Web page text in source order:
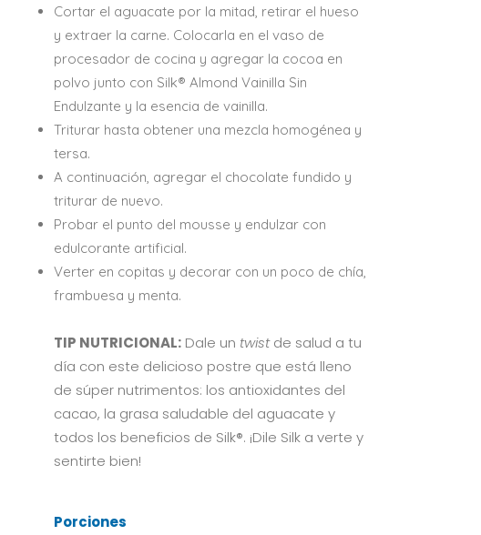
Cortar el aguacate por la mitad, retirar el hueso
y extraer la carne. Colocarla en el vaso de
procesador de cocina y agregar la cocoa en
polvo junto con Silk® Almond Vainilla Sin
Endulzante y la esencia de vainilla.
Triturar hasta obtener una mezcla homogénea y
tersa.
A continuación, agregar el chocolate fundido y
triturar de nuevo.
Probar el punto del mousse y endulzar con
edulcorante artificial.
Verter en copitas y decorar con un poco de chía,
frambuesa y menta.
TIP NUTRICIONAL: Dale un twistde salud a tu
día con este delicioso postre que está lleno
de súper nutrimentos: los antioxidantes del
cacao, la grasa saludable del aguacate y
todos los beneficios de Silk®. ¡Dile Silk a verte y
sentirte bien!
Porciones